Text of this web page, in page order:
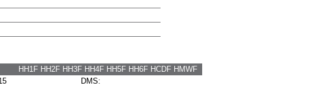
HH1F HH2F HH3F HH4F HH5F HH6F HCDF HMWF
DMS: